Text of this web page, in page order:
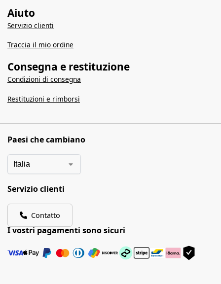
Aiuto
Servizio clienti
Traccia il mio ordine
Consegna e restituzione
Condizioni di consegna
Restituzioni e rimborsi
Servizio clienti
Contatto
Paesi che cambiano
I vostri pagamenti sono sicuri